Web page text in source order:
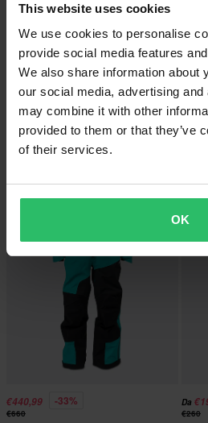
This website uses cookies
We use cookies to personalise
provide social media features
We also share information about
our social media, advertising
may combine it with other
provided to them or that they’ve
of their services.
OK
€559,99
€700
Tuta 509 Evolve Strato (2025)
Stealth
€660
Tuta
Prezzo pazzesco!
€440,99 -33%
€660
Da
€260